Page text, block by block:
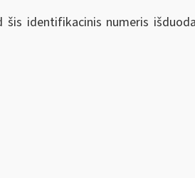
identifikacinis numeris